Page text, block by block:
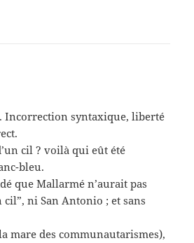
Incorrection syntaxique, liberté
cil ? voilà qui eût été
bleu.
que Mallarmé n’aurait pas
ni San Antonio ; et sans
mare des communautarismes),